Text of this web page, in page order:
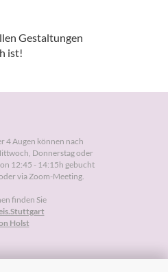
Gestaltungen
ist!
4 Augen können nach
Donnerstag oder
12:45 - 14:15h gebucht
via Zoom-Meeting.
finden Sie
Holst